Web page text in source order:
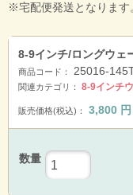
※宅配便発送となります
8-9インチ/ロングウェ
商品コード： 25016-
関連カテゴリ： 8-9インチ
販売価格(税込)： 3,800 円
数量